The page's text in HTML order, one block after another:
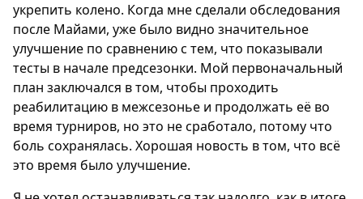
укрепить колено. Когда мне сделали обследования
после Майами, уже было видно значительное
улучшение по сравнению с тем, что показывали
тесты в начале предсезонки. Мой первоначальный
план заключался в том, чтобы проходить
реабилитацию в межсезонье и продолжать её во
время турниров, но это не сработало, потому что
боль сохранялась. Хорошая новость в том, что всё
это время было улучшение.